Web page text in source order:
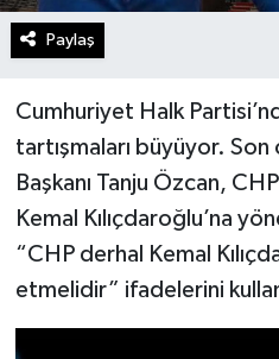
Paylaş
Cumhuriyet Halk
tartışmaları büyüyor.
Başkanı Tanju Özcan,
Kemal Kılıçdaroğlu’na
“CHP derhal Kemal
etmelidir” ifadelerini